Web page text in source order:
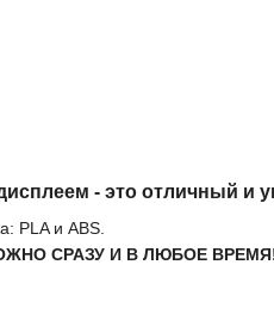
- это отличный
PLA и ABS.
СРАЗУ И В ЛЮБОЕ